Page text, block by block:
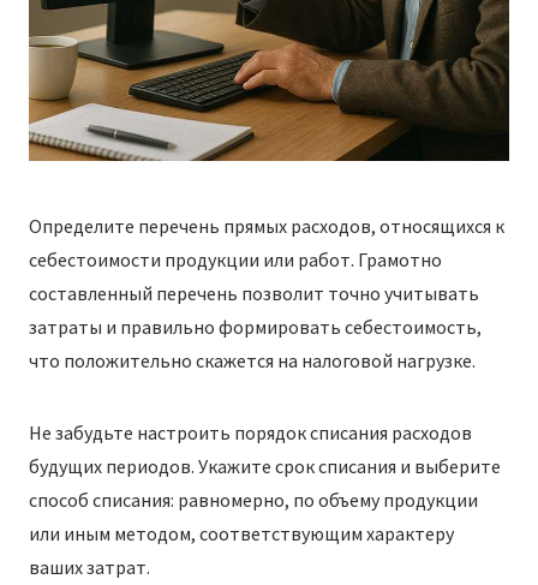
Определите перечень прямых расходов, относящихся к
себестоимости продукции или работ. Грамотно
составленный перечень позволит точно учитывать
затраты и правильно формировать себестоимость,
что положительно скажется на налоговой нагрузке.
Не забудьте настроить порядок списания расходов
будущих периодов. Укажите срок списания и выберите
способ списания: равномерно, по объему продукции
или иным методом, соответствующим характеру
ваших затрат.